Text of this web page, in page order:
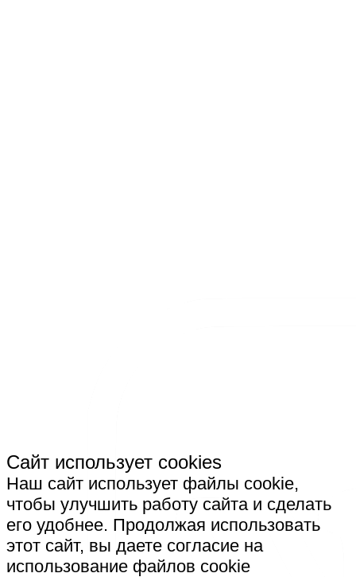
Сайт использует cookies
Наш сайт использует файлы cookie,
чтобы улучшить работу сайта и сделать
его удобнее. Продолжая использовать
этот сайт, вы даете согласие на
использование файлов cookie